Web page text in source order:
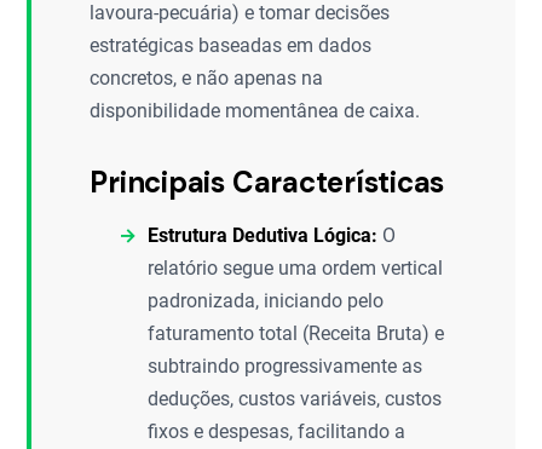
lavoura-pecuária) e tomar decisões
estratégicas baseadas em dados
concretos, e não apenas na
disponibilidade momentânea de caixa.
Principais Características
Estrutura Dedutiva Lógica: O
relatório segue uma ordem vertical
padronizada, iniciando pelo
faturamento total (Receita Bruta) e
subtraindo progressivamente as
deduções, custos variáveis, custos
fixos e despesas, facilitando a